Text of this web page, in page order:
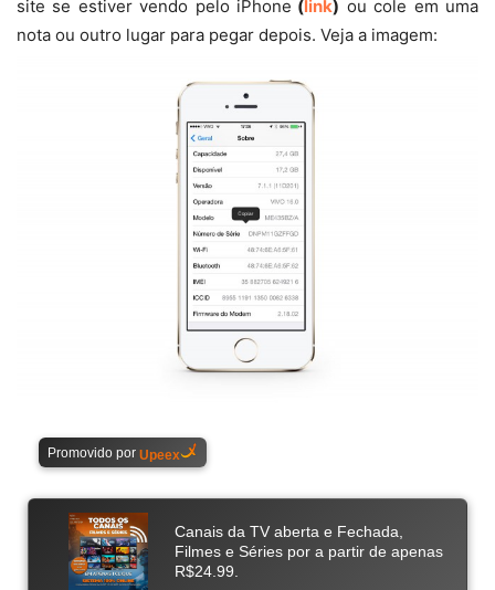
site se estiver vendo pelo iPhone (link) ou cole em uma
nota ou outro lugar para pegar depois. Veja a imagem: